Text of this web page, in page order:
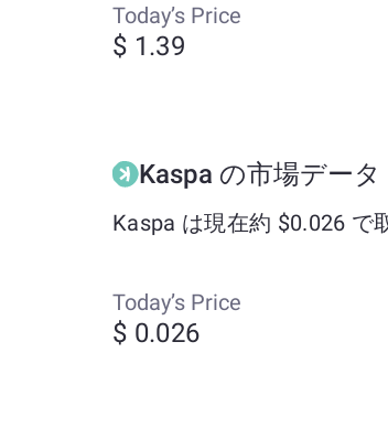
Today’s Price
$ 1.39
Kaspa の市場データ
Kaspa は現在約 $0.026 で
Today’s Price
$ 0.026